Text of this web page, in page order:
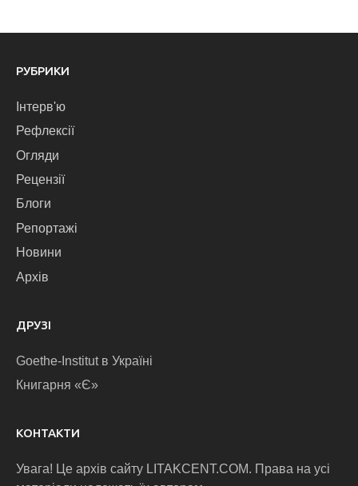
РУБРИКИ
Інтерв'ю
Рефлексії
Огляди
Рецензії
Блоги
Репортажі
Новини
Архів
ДРУЗІ
Goethe-Institut в Україні
Книгарня «Є»
КОНТАКТИ
Увага! Це архів сайту LITAKCENT.COM. Права на усі